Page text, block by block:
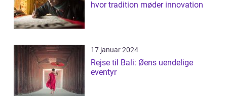
hvor tradition møder innovation
17 januar 2024
Rejse til Bali: Øens uendelige
eventyr